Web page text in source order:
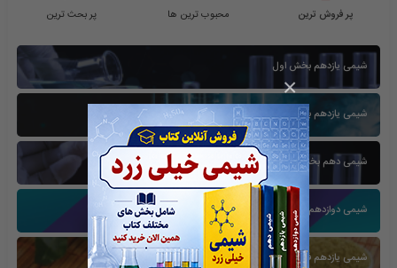
×
پر فروش ترین محبوب ترین ها پر بحث ترین
شیمی یازدهم بخش اول
شیمی یازدهم بخش سوم
شیمی دهم بخش اول
شیمی دوازدهم بخش سوم
شیمی یازدهم فصل دوم